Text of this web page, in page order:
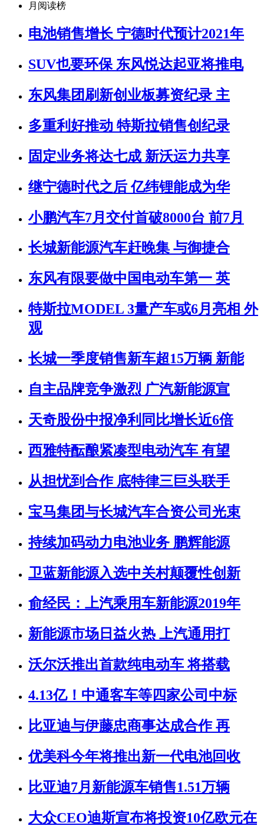
月阅读榜
电池销售增长 宁德时代预计2021年
SUV也要环保 东风悦达起亚将推电
东风集团刷新创业板募资纪录 主
多重利好推动 特斯拉销售创纪录
固定业务将达七成 新沃运力共享
继宁德时代之后 亿纬锂能成为华
小鹏汽车7月交付首破8000台 前7月
长城新能源汽车赶晚集 与御捷合
东风有限要做中国电动车第一 英
特斯拉MODEL 3量产车或6月亮相 外
观
长城一季度销售新车超15万辆 新能
自主品牌竞争激烈 广汽新能源宣
天奇股份中报净利同比增长近6倍
西雅特酝酿紧凑型电动汽车 有望
从担忧到合作 底特律三巨头联手
宝马集团与长城汽车合资公司光束
持续加码动力电池业务 鹏辉能源
卫蓝新能源入选中关村颠覆性创新
俞经民：上汽乘用车新能源2019年
新能源市场日益火热 上汽通用打
沃尔沃推出首款纯电动车 将搭载
4.13亿！中通客车等四家公司中标
比亚迪与伊藤忠商事达成合作 再
优美科今年将推出新一代电池回收
比亚迪7月新能源车销售1.51万辆
大众CEO迪斯宣布将投资10亿欧元在